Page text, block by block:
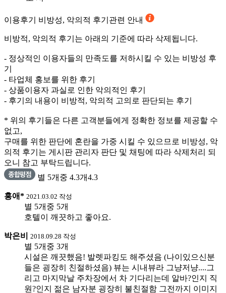
이용후기 비방성, 악의적 후기관련 안내
비방적, 악의적 후기는 아래의 기준에 따라 삭제됩니다.
- 정상적인 이용자들의 만족도를 저하시킬 수 있는 비방성 후
기
- 타업체 홍보를 위한 후기
- 상품이용자 과실로 인한 악의적인 후기
- 후기의 내용이 비방적, 악의적 고의로 판단되는 후기
* 위의 후기들은 다른 고객분들에게 정확한 정보를 제공할 수
없고,
구매를 위한 판단에 혼란을 가중 시킬 수 있으므로 비방성, 악
의적 후기는 게시판 관리자 판단 및 채팅에 따라 삭제처리 되
오니 참고 부탁드립니다.
별 5개중 4.3개4.3
홍애* 2021.03.02 작성
별 5개중 5개
호텔이 깨끗하고 좋아요.
박은비 2018.09.28 작성
별 5개중 3개
시설은 깨끗했음! 발렛파킹도 해주셨음 (나이있으신분
들은 굉장히 친절하셨음) 뷰는 시내뷰라 그냥저냥....그
리고 마지막날 주차장에서 차 기다리는데 알바?인지 직
원?인지 젊은 남자분 굉장히 불친절함 그전까지 이미지